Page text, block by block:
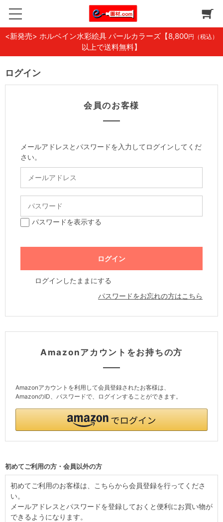
<新発売> ホルベイン水彩絵具 パールカラーズ 【8,800円（税込）
以上で送料無料】
ログイン
会員のお客様
メールアドレスとパスワードを入力してログインしてくだ
さい。
パスワードを表示する
ログインしたままにする
パスワードをお忘れの方はこちら
Amazonアカウントをお持ちの方
Amazonアカウントを利用して会員登録されたお客様は、
AmazonのID、パスワードで、ログインすることができます。
初めてご利用の方・会員以外の方
初めてご利用のお客様は、こちらから会員登録を行ってくださ
い。
メールアドレスとパスワードを登録しておくと便利にお買い物が
できるようになります。